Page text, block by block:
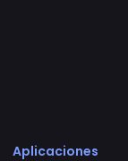
Aplicaciones